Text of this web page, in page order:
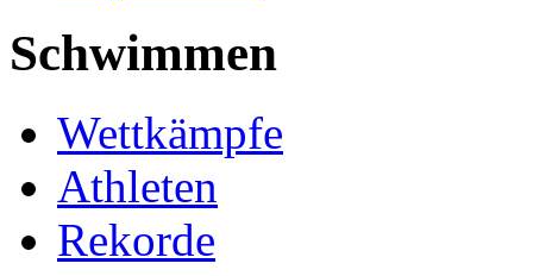
Schwimmen
Wettkämpfe
Athleten
Rekorde